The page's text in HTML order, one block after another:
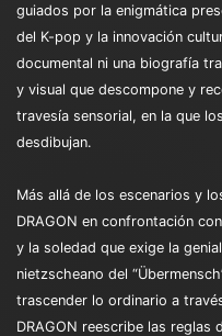
guiados por la enigmática
del K-pop y la innovación
documental ni una biografía
y visual que descompone y
travesía sensorial, en la que
desdibujan.
Más allá de los escenarios y
DRAGON en confrontación
y la soledad que exige la
nietzscheano del
trascender lo ordinario a
DRAGON reescribe las reglas